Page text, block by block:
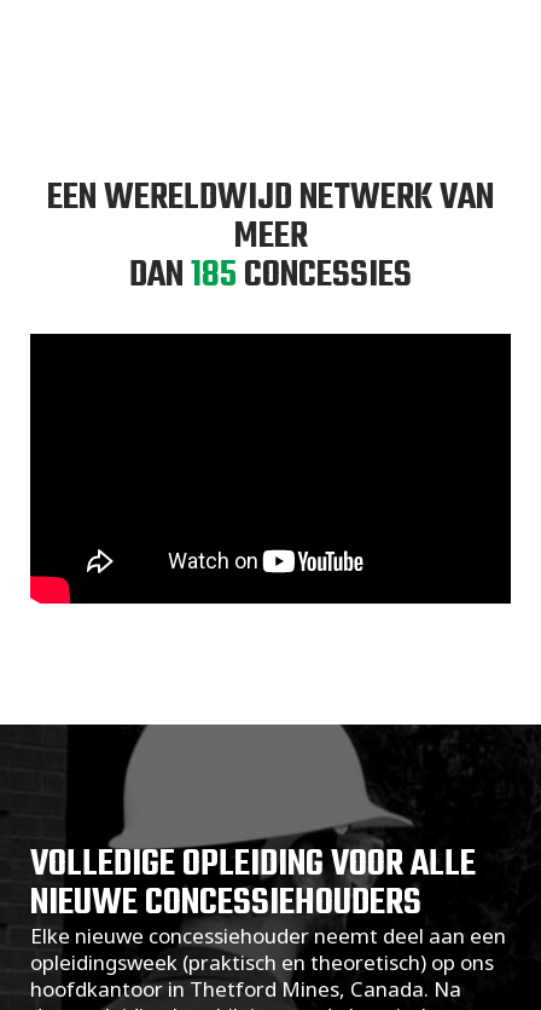
EEN WERELDWIJD NETWERK VAN
MEER
DAN185CONCESSIES
VOLLEDIGE OPLEIDING VOOR ALLE
NIEUWE CONCESSIEHOUDERS
Elke nieuwe concessiehouder neemt deel aan een
opleidingsweek (praktisch en theoretisch) op ons
hoofdkantoor in Thetford Mines, Canada. Na